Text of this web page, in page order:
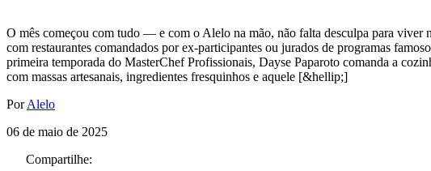
O mês começou com tudo — e com o Alelo na mão, não falta desculpa para viver
com restaurantes comandados por ex-participantes ou jurados de programas
primeira temporada do MasterChef Profissionais, Dayse Paparoto comanda a
com massas artesanais, ingredientes fresquinhos e aquele [&hellip;]
PorAlelo
06 de maio de 2025
Compartilhe: